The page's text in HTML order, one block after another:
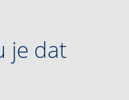
je dat